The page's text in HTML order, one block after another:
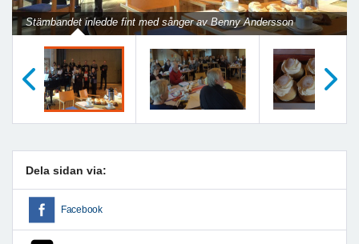
Stämbandet inledde fint med sånger av Benny Andersson
Dela sidan via:
Facebook